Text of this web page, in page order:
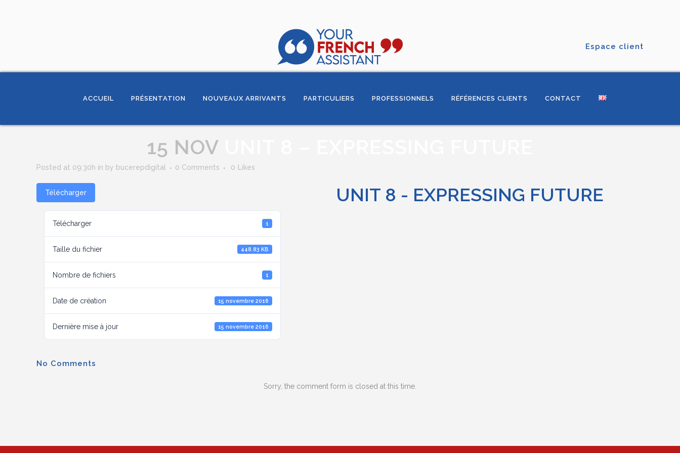
Espace client
ACCUEIL PRÉSENTATION NOUVEAUX ARRIVANTS PARTICULIERS PROFESSIONNELS RÉFÉRENCES CLIENTS CONTACT
15 NOV
Posted at 09:30h in by bucerepdigital 0 Comments 0 Likes
Télécharger
Télécharger 1
Taille du fichier 448.83 KB
Nombre de fichiers 1
Date de création 15 novembre 2016
Dernière mise à jour 15 novembre 2016
UNIT 8 - EXPRESSING FUTURE
No Comments
Sorry, the comment form is closed at this time.